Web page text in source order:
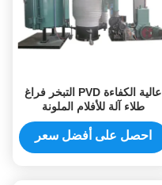
عالية الكفاءة PVD التبخر فراغ
طلاء آلة للأفلام الملونة
احصل على أفضل سعر